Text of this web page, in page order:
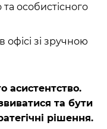
особистісного
зі зручною
асистентство.
та бути
рішення.